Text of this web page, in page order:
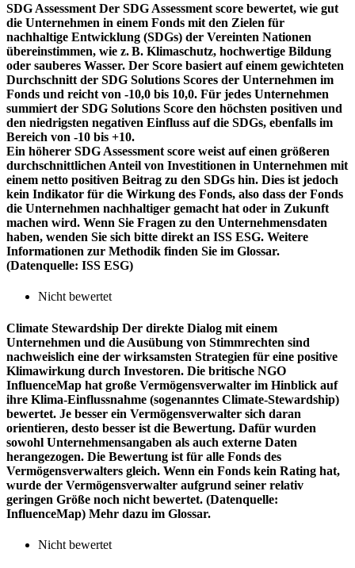
SDG Assessment Der SDG Assessment score bewertet, wie gut
die Unternehmen in einem Fonds mit den Zielen für
nachhaltige Entwicklung (SDGs) der Vereinten Nationen
übereinstimmen, wie z. B. Klimaschutz, hochwertige Bildung
oder sauberes Wasser. Der Score basiert auf einem gewichteten
Durchschnitt der SDG Solutions Scores der Unternehmen im
Fonds und reicht von -10,0 bis 10,0. Für jedes Unternehmen
summiert der SDG Solutions Score den höchsten positiven und
den niedrigsten negativen Einfluss auf die SDGs, ebenfalls im
Bereich von -10 bis +10.
Ein höherer SDG Assessment score weist auf einen größeren
durchschnittlichen Anteil von Investitionen in Unternehmen mit
einem netto positiven Beitrag zu den SDGs hin. Dies ist jedoch
kein Indikator für die Wirkung des Fonds, also dass der Fonds
die Unternehmen nachhaltiger gemacht hat oder in Zukunft
machen wird. Wenn Sie Fragen zu den Unternehmensdaten
haben, wenden Sie sich bitte direkt an ISS ESG. Weitere
Informationen zur Methodik finden Sie im Glossar.
(Datenquelle: ISS ESG)
Nicht bewertet
Climate Stewardship Der direkte Dialog mit einem
Unternehmen und die Ausübung von Stimmrechten sind
nachweislich eine der wirksamsten Strategien für eine positive
Klimawirkung durch Investoren. Die britische NGO
InfluenceMap hat große Vermögensverwalter im Hinblick auf
ihre Klima-Einflussnahme (sogenanntes Climate-Stewardship)
bewertet. Je besser ein Vermögensverwalter sich daran
orientieren, desto besser ist die Bewertung. Dafür wurden
sowohl Unternehmensangaben als auch externe Daten
herangezogen. Die Bewertung ist für alle Fonds des
Vermögensverwalters gleich. Wenn ein Fonds kein Rating hat,
wurde der Vermögensverwalter aufgrund seiner relativ
geringen Größe noch nicht bewertet. (Datenquelle:
InfluenceMap) Mehr dazu im Glossar.
Nicht bewertet